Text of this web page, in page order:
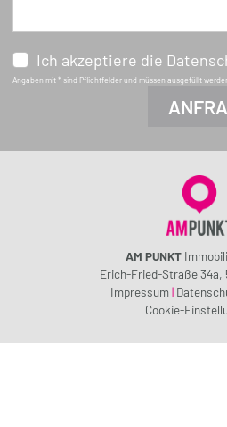
Ich akzeptiere die
Angaben mit * sind Pflichtfelder und müssen ausgefüllt
AM PUNKT
Erich-Fried-Straße 34a,
Impressum |
Cookie-